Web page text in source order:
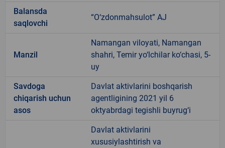
Balansda
saqlovchi
“O‘zdonmahsulot” AJ
Manzil
Namangan viloyati, Namangan
shahri, Temir yo‘lchilar ko‘chasi, 5-
uy
Savdoga
chiqarish uchun
asos
Davlat aktivlarini boshqarish
agentligining 2021 yil 6
oktyabrdagi tegishli buyrug‘i
Davlat aktivlarini
xususiylashtirish va